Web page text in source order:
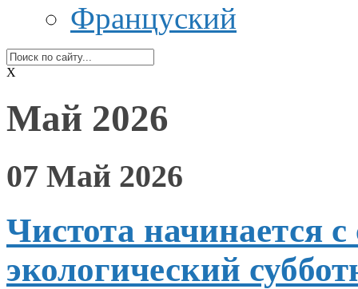
Француский
X
Май 2026
07 Май 2026
Чистота начинается
экологический